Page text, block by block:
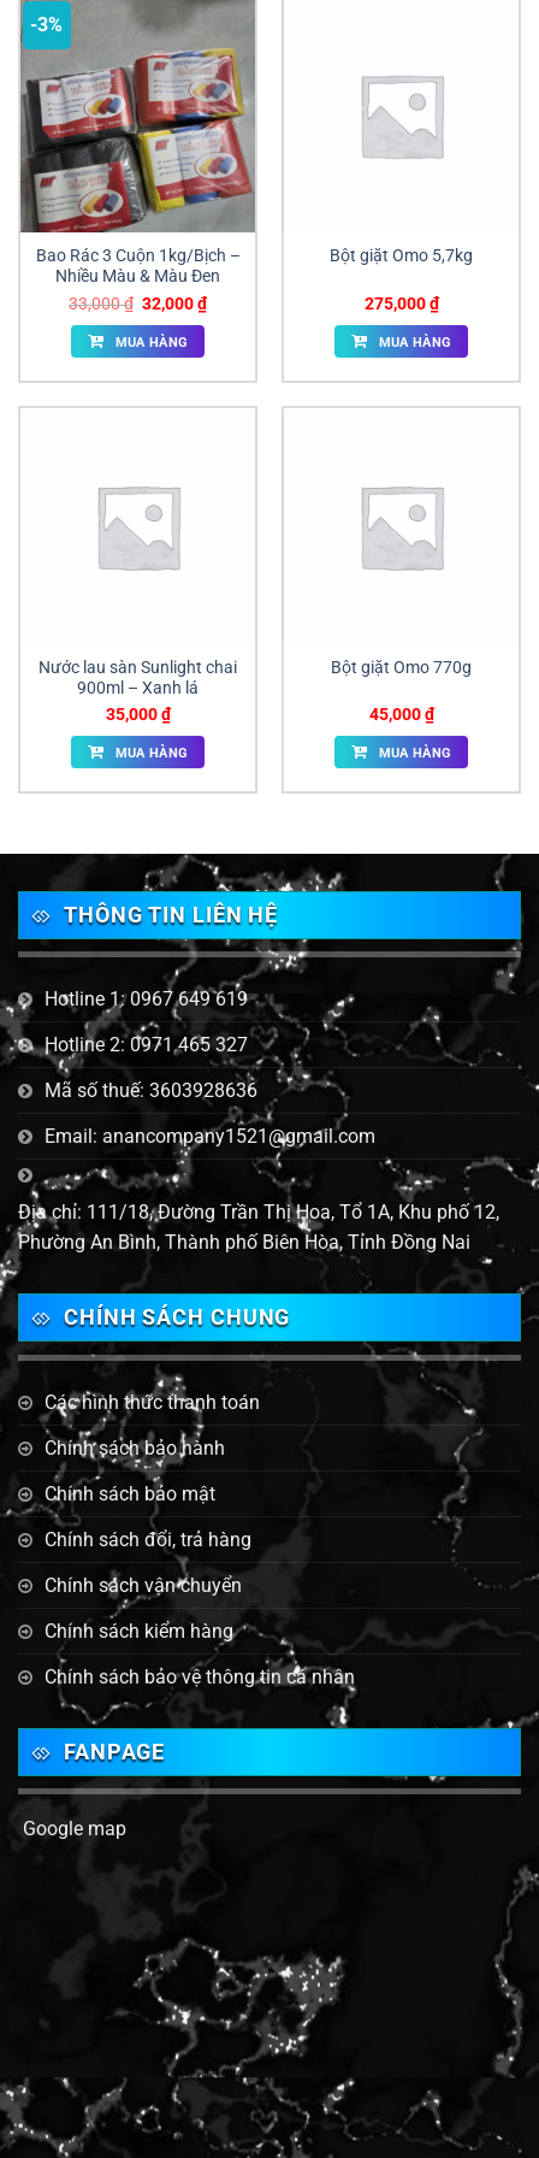
-3%
Bao Rác 3 Cuộn 1kg/Bịch –
Nhiều Màu & Màu Đen
33,000₫ Giá
gốc
là:
33,000 ₫.
32,000₫Giá
hiện
MUA HÀNG
Bột giặt Omo 5,7kg
275,000₫
MUA HÀNG
Nước lau sàn Sunlight chai
900ml – Xanh lá
35,000₫
MUA HÀNG
Bột giặt Omo 770g
45,000₫
MUA HÀNG
THÔNG TIN LIÊN HỆ
Hotline 1: 0967 649 619
Hotline 2: 0971 465 327
Mã số thuế: 3603928636
Email: anancompany1521@gmail.com
Địa chỉ: 111/18, Đường Trần Thị Hoa, Tổ 1A, Khu phố 12,
Phường An Bình, Thành phố Biên Hòa, Tỉnh Đồng Nai
CHÍNH SÁCH CHUNG
Các hình thức thanh toán
Chính sách bảo hành
Chính sách bảo mật
Chính sách đổi, trả hàng
Chính sách vận chuyển
Chính sách kiểm hàng
Chính sách bảo vệ thông tin cá nhân
FANPAGE
Google map